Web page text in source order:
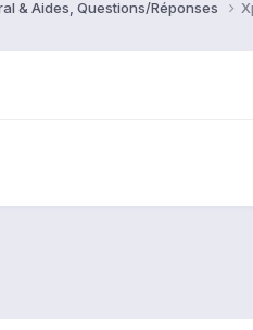
& Aides, Questions/Réponses